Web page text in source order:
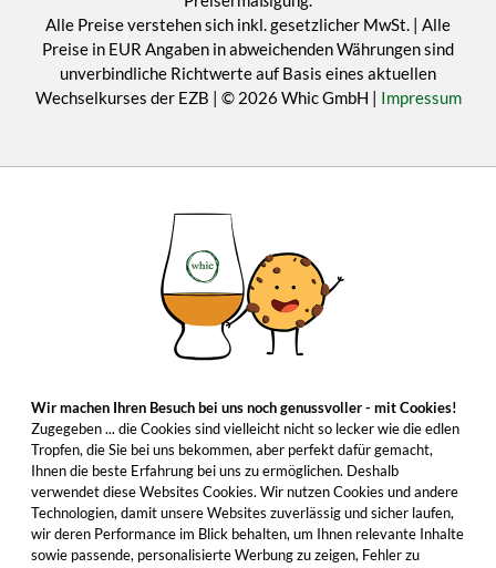
Alle Preise verstehen sich inkl. gesetzlicher MwSt. | Alle
Preise in EUR Angaben in abweichenden Währungen sind
unverbindliche Richtwerte auf Basis eines aktuellen
Wechselkurses der EZB | © 2026 Whic GmbH | Impressum
Wir machen Ihren Besuch bei uns noch genussvoller - mit Cookies!
Zugegeben ... die Cookies sind vielleicht nicht so lecker wie die edlen
Tropfen, die Sie bei uns bekommen, aber perfekt dafür gemacht,
Ihnen die beste Erfahrung bei uns zu ermöglichen. Deshalb
verwendet diese Websites Cookies. Wir nutzen Cookies und andere
Technologien, damit unsere Websites zuverlässig und sicher laufen,
wir deren Performance im Blick behalten, um Ihnen relevante Inhalte
sowie passende, personalisierte Werbung zu zeigen, Fehler zu